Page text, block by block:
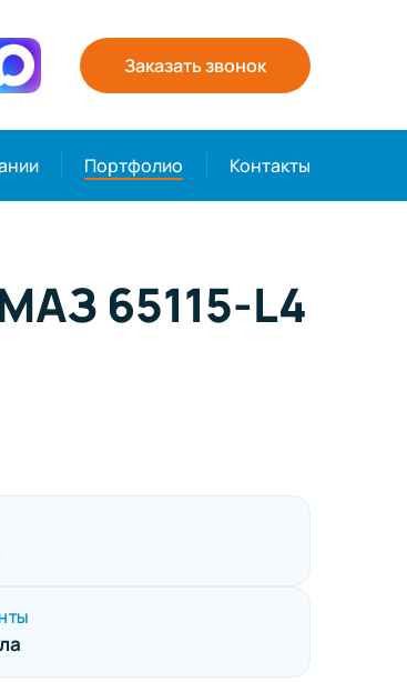
Заказать звонок
Портфолио Контакты
65115-L4